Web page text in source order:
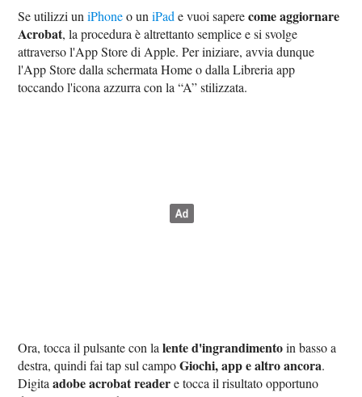
Se utilizzi uniPhoneo uniPade vuoi saperecome aggiornare
Acrobat, la procedura è altrettanto semplice e si svolge
attraverso l'App Store di Apple. Per iniziare, avvia dunque
l'App Store dalla schermata Home o dalla Libreria app
toccando l'icona azzurra con la “A” stilizzata.
Ora, tocca il pulsante con lalente d'ingrandimentoin basso a
destra, quindi fai tap sul campoGiochi, app e altro ancora.
Digitaadobe acrobat readere tocca il risultato opportuno